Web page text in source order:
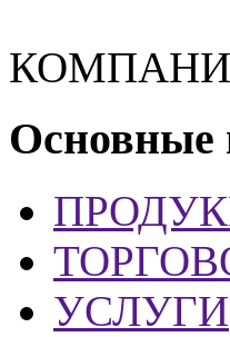
КОМПАНИЯ
Основные
УСЛУГИ